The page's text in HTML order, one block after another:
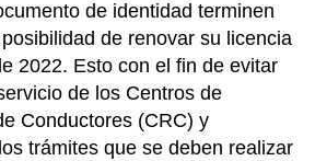
de identidad terminen
de renovar su licencia
2022. Esto con el fin de evitar
de los Centros de
Conductores (CRC) y
trámites que se deben realizar